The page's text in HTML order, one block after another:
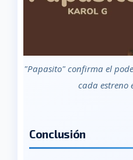
"Papasito" confirma el
cada estreno
Conclusión